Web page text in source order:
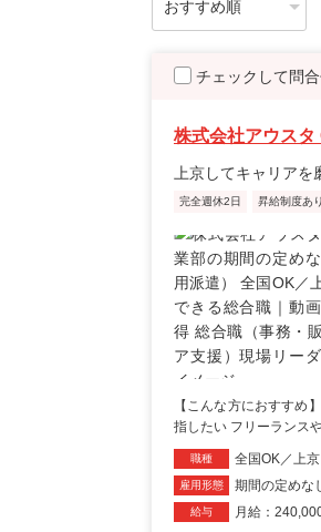
チェックして問
株式会社アウス
上京してキャリア
完全週休2日 昇給制度あり
【こんな方におすすめ
指したい フリーランス
職種 全国OK／上
雇用形態 期間の定めな
給与 月給：